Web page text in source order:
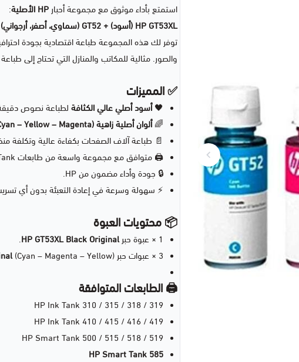
استمتع بأداء موثوق مع مجموعة أحبار HP الأصلية
:
HP GT53XL (أسود) + GT52 (سماوي، أصفر، أرجواني)
توفر لك هذه المجموعة طباعة اقتصادية بجودة
والصور. مثالية للمكاتب والمنازل التي تحتاج إلى
✅ المميزات
🖤أسود أصلي عالي الكثافة لطباعة نصوص
🌈ألوان أصلية زاهية (Cyan – Yellow – Magenta)
📄 طباعة آلاف الصفحات بكفاءة عالية وتكلفة
🖨️ متوافق مع مجموعة واسعة من طابعات HP Ink Tank و Smart Tank.
🔒 جودة وأداء مضمون من HP.
⚡ سهولة وسرعة في إعادة التعبئة بدون أي
📦 محتويات العبوة
1 × عبوة حبر HP GT53XL Black Original
.
3 × عبوات حبر
(Cyan – Magenta – Yellow).
🖨️ الطابعات المتوافقة
HP Ink Tank 310 / 315 / 318 / 319
HP Ink Tank 410 / 415 / 416 / 419
HP Smart Tank 500 / 515 / 518 / 519
HP Smart Tank 585